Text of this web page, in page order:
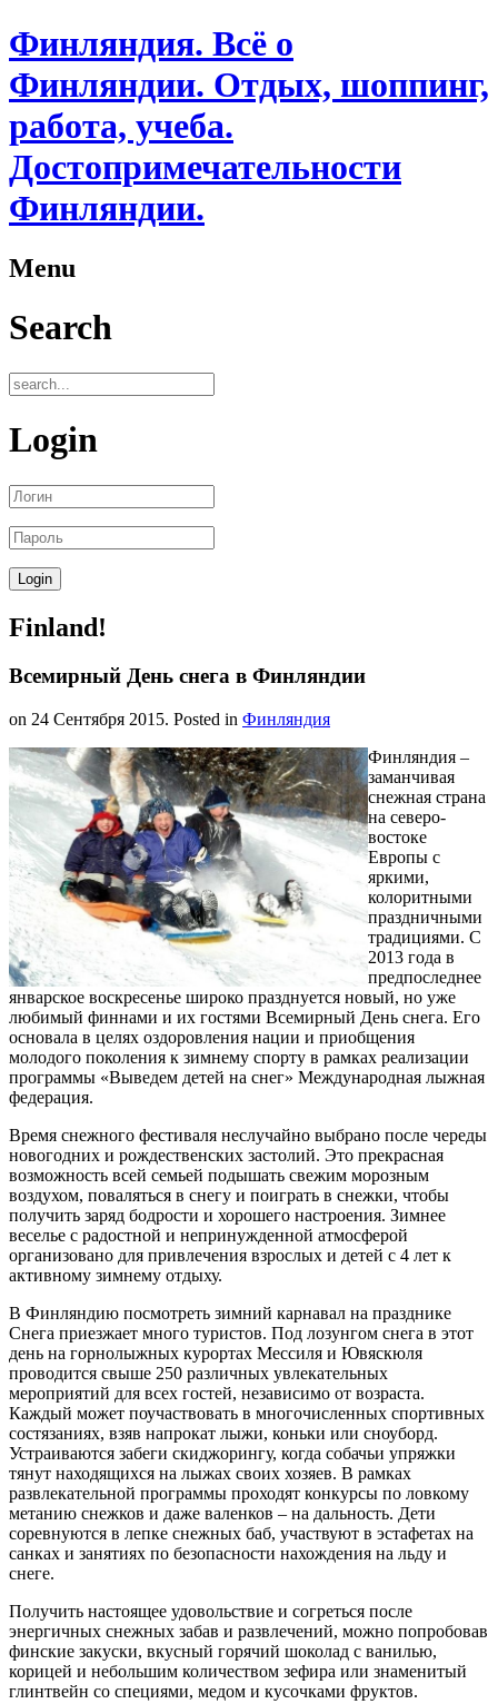
Финляндия. Всё о
Финляндии. Отдых, шоппинг,
работа, учеба.
Достопримечательности
Финляндии.
Menu
Search
Login
Finland!
Всемирный День снега в Финляндии
on 24 Сентября 2015. Posted in Финляндия
Финляндия –
заманчивая
снежная страна
на северо-
востоке
Европы с
яркими,
колоритными
праздничными
традициями. С
2013 года в
предпоследнее
январское воскресенье широко празднуется новый, но уже
любимый финнами и их гостями Всемирный День снега. Его
основала в целях оздоровления нации и приобщения
молодого поколения к зимнему спорту в рамках реализации
программы «Выведем детей на снег» Международная лыжная
федерация.
Время снежного фестиваля неслучайно выбрано после череды
новогодних и рождественских застолий. Это прекрасная
возможность всей семьей подышать свежим морозным
воздухом, поваляться в снегу и поиграть в снежки, чтобы
получить заряд бодрости и хорошего настроения. Зимнее
веселье с радостной и непринужденной атмосферой
организовано для привлечения взрослых и детей с 4 лет к
активному зимнему отдыху.
В Финляндию посмотреть зимний карнавал на празднике
Снега приезжает много туристов. Под лозунгом снега в этот
день на горнолыжных курортах Мессиля и Ювяскюля
проводится свыше 250 различных увлекательных
мероприятий для всех гостей, независимо от возраста.
Каждый может поучаствовать в многочисленных спортивных
состязаниях, взяв напрокат лыжи, коньки или сноуборд.
Устраиваются забеги скиджорингу, когда собачьи упряжки
тянут находящихся на лыжах своих хозяев. В рамках
развлекательной программы проходят конкурсы по ловкому
метанию снежков и даже валенков – на дальность. Дети
соревнуются в лепке снежных баб, участвуют в эстафетах на
санках и занятиях по безопасности нахождения на льду и
снеге.
Получить настоящее удовольствие и согреться после
энергичных снежных забав и развлечений, можно попробовав
финские закуски, вкусный горячий шоколад с ванилью,
корицей и небольшим количеством зефира или знаменитый
глинтвейн со специями, медом и кусочками фруктов.